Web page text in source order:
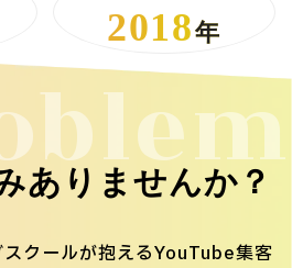
2018年
ありませんか？
クールが抱えるYouTube集客